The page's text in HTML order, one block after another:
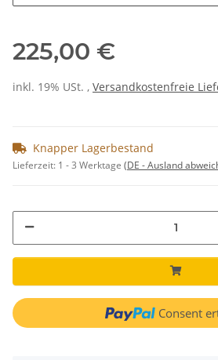
225,00 €
inkl. 19% USt. , Versandkostenfreie
Knapper Lagerbestand
Lieferzeit: 1 - 3 Werktage (DE - Ausland
Consent